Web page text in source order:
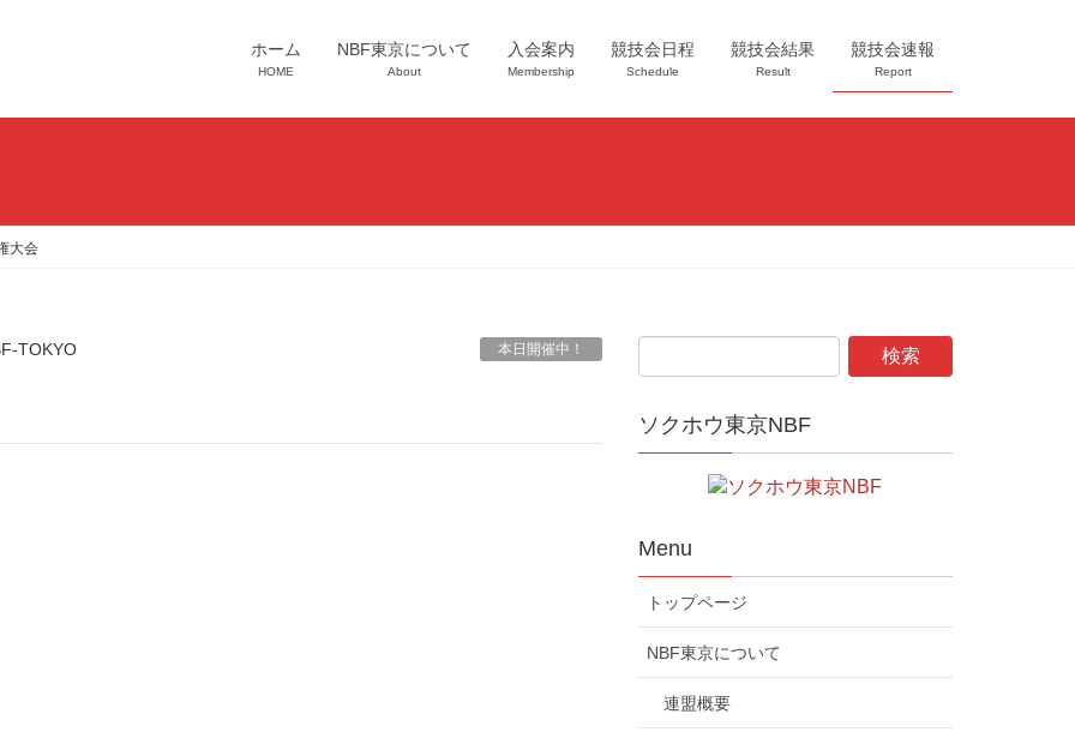
ホーム
HOME
NBF東京について
About
入会案内
Membership
競技会日程
Schedule
競技会結果
Result
競技会速報
Report
大会
TOKYO 本日開催中！
ソクホウ東京NBF
Menu
トップページ
NBF東京について
連盟概要